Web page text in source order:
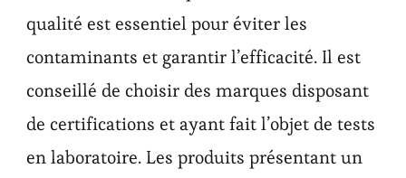
qualité est essentiel pour éviter les
contaminants et garantir l’efficacité. Il est
conseillé de choisir des marques disposant
de certifications et ayant fait l’objet de tests
en laboratoire. Les produits présentant un